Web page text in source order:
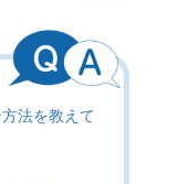
法を教えて